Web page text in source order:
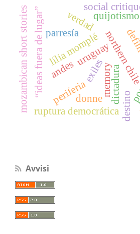
dictadura
ruptura democrática
uruguay
andes memory
northern
periferia
“ideas fuera de lugar”lília momplé
mozambican short stories social
exiles
parresíaverdad
destino
donne
Avvisi